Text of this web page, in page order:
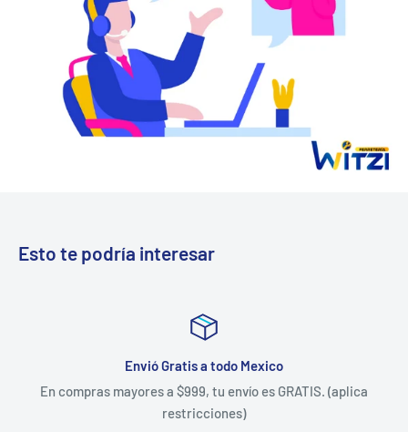
Esto te podría interesar
Envió Gratis a todo Mexico
En compras mayores a $999, tu envío es GRATIS. (aplica
restricciones)